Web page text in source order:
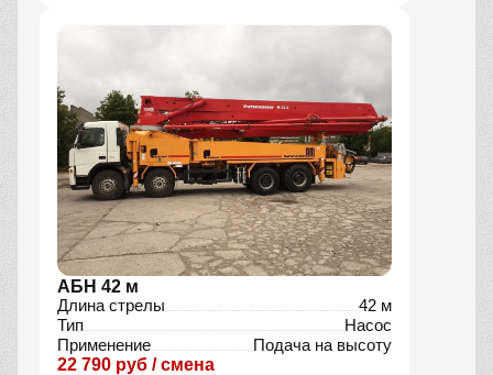
АБН 42 м
Длина стрелы
42 м
Тип
Насос
Применение
Подача на высоту
22 790 руб / смена